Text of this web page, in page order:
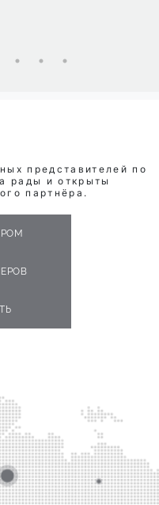
представителей по
рады и открыты
партнёра.